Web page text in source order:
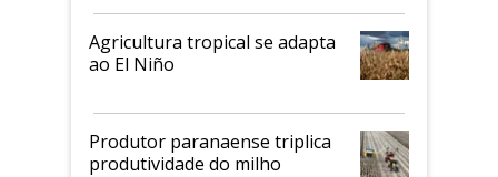
Agricultura tropical se adapta
ao El Niño
Produtor paranaense triplica
produtividade do milho